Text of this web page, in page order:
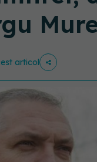
articol